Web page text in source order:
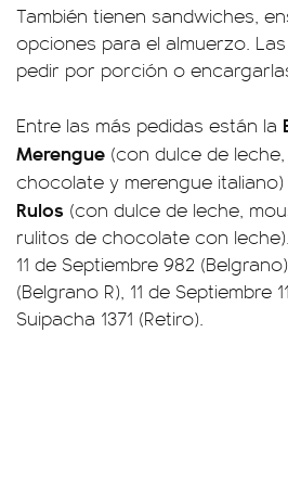
También tienen sandwiches,
opciones para el almuerzo.
pedir por porción o
Entre las más pedidas están la
Merengue (con dulce de
chocolate y merengue italiano)
Rulos (con dulce de leche,
rulitos de chocolate con
11 de Septiembre 982
(Belgrano R), 11 de Septiembre
Suipacha 1371 (Retiro).